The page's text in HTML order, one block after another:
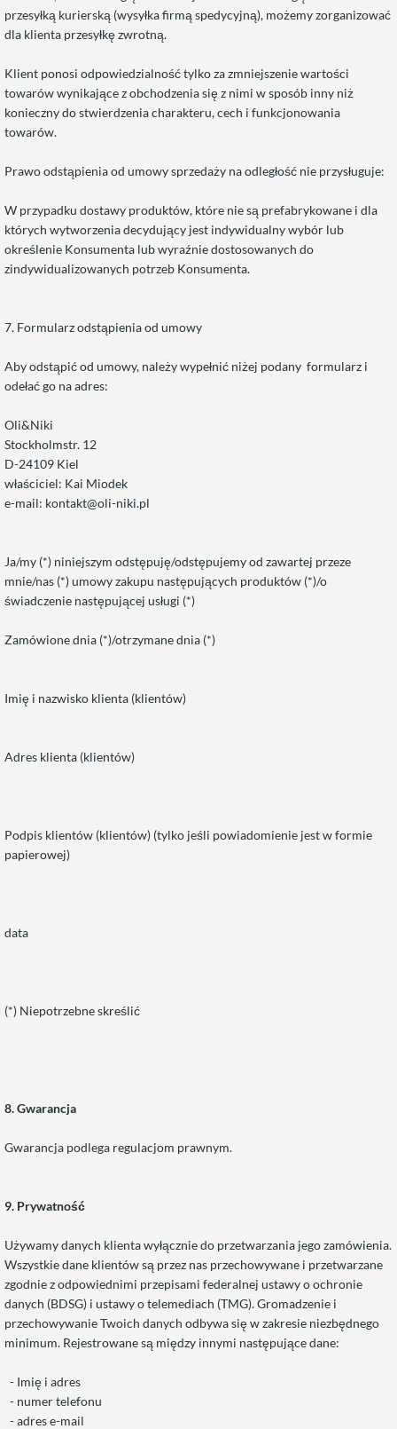
przesyłką kurierską (wysyłka firmą spedycyjną), możemy zorganizować
dla klienta przesyłkę zwrotną.
Klient ponosi odpowiedzialność tylko za zmniejszenie wartości
towarów wynikające z obchodzenia się z nimi w sposób inny niż
konieczny do stwierdzenia charakteru, cech i funkcjonowania
towarów.
Prawo odstąpienia od umowy sprzedaży na odległość nie przysługuje:
W przypadku dostawy produktów, które nie są prefabrykowane i dla
których wytworzenia decydujący jest indywidualny wybór lub
określenie Konsumenta lub wyraźnie dostosowanych do
zindywidualizowanych potrzeb Konsumenta.
7. Formularz odstąpienia od umowy
Aby odstąpić od umowy, należy wypełnić niżej podany formularz i
odełać go na adres:
Oli&Niki
Stockholmstr. 12
D-24109 Kiel
właściciel: Kai Miodek
e-mail: kontakt@oli-niki.pl
Ja/my (*) niniejszym odstępuję/odstępujemy od zawartej przeze
mnie/nas (*) umowy zakupu następujących produktów (*)/o
świadczenie następującej usługi (*)
Zamówione dnia (*)/otrzymane dnia (*)
Imię i nazwisko klienta (klientów)
Adres klienta (klientów)
Podpis klientów (klientów) (tylko jeśli powiadomienie jest w formie
papierowej)
data
(*) Niepotrzebne skreślić
8. Gwarancja
Gwarancja podlega regulacjom prawnym.
9. Prywatność
Używamy danych klienta wyłącznie do przetwarzania jego zamówienia.
Wszystkie dane klientów są przez nas przechowywane i przetwarzane
zgodnie z odpowiednimi przepisami federalnej ustawy o ochronie
danych (BDSG) i ustawy o telemediach (TMG). Gromadzenie i
przechowywanie Twoich danych odbywa się w zakresie niezbędnego
minimum. Rejestrowane są między innymi następujące dane:
- Imię i adres
- numer telefonu
- adres e-mail